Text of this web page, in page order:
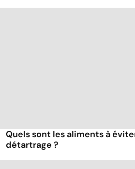
Quels sont les aliments à
détartrage ?